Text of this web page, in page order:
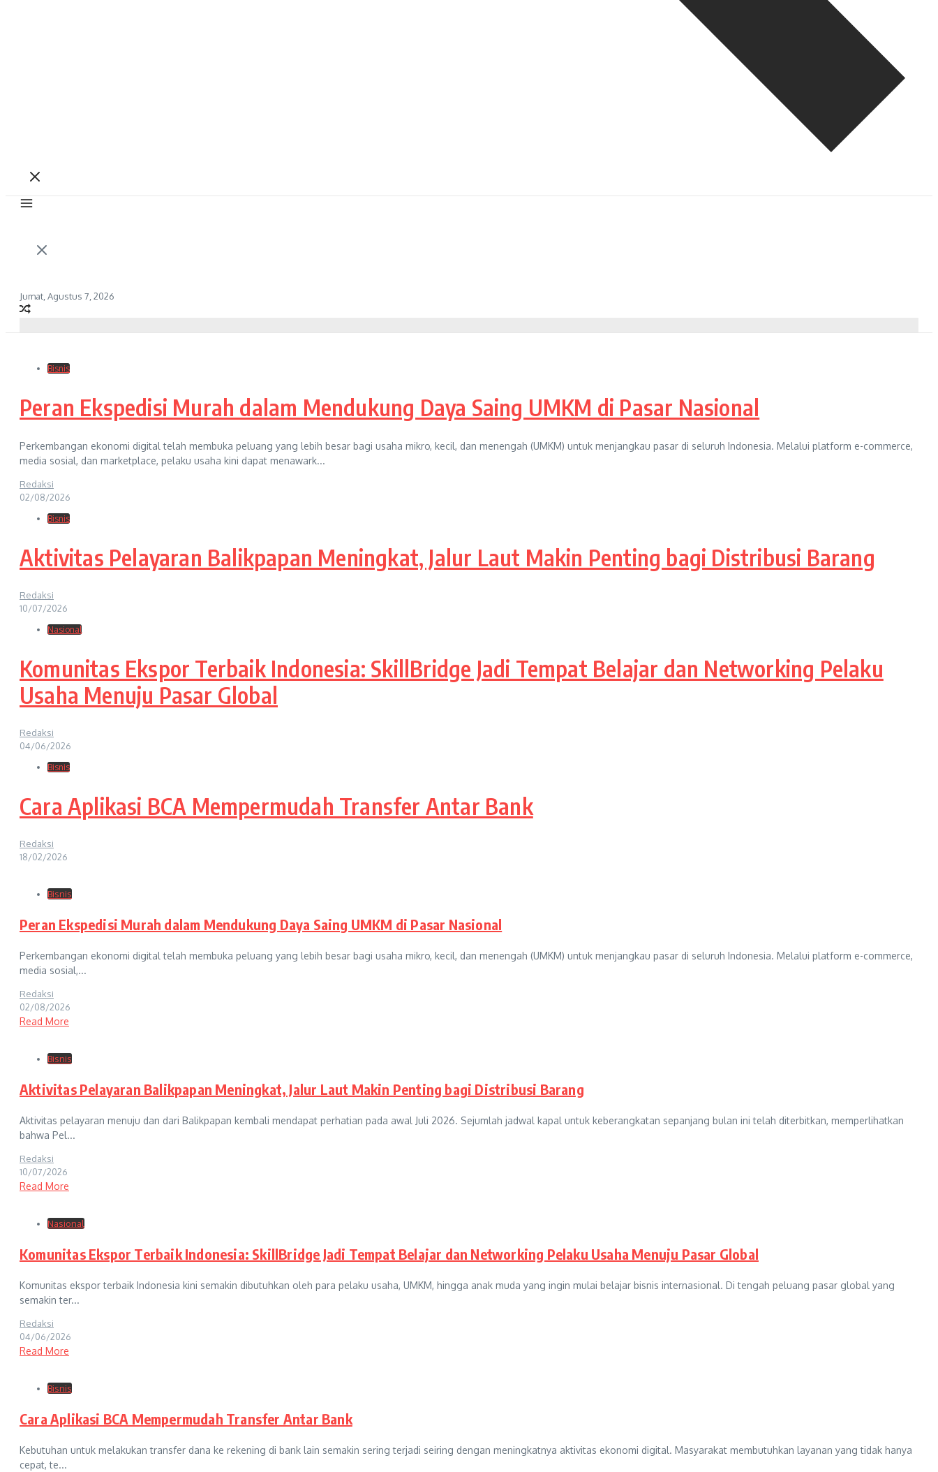
Jumat, Agustus 7, 2026
Bisnis
Peran Ekspedisi Murah dalam Mendukung Daya Saing UMKM di Pasar Nasional
Perkembangan ekonomi digital telah membuka peluang yang lebih besar bagi usaha mikro, kecil, dan menengah (UMKM) untuk menjangkau pasar di seluruh Indonesia. Melalui platform e-commerce,
media sosial, dan marketplace, pelaku usaha kini dapat menawark...
Redaksi
02/08/2026
Bisnis
Aktivitas Pelayaran Balikpapan Meningkat, Jalur Laut Makin Penting bagi Distribusi Barang
Redaksi
10/07/2026
Nasional
Komunitas Ekspor Terbaik Indonesia: SkillBridge Jadi Tempat Belajar dan Networking Pelaku
Usaha Menuju Pasar Global
Redaksi
04/06/2026
Bisnis
Cara Aplikasi BCA Mempermudah Transfer Antar Bank
Redaksi
18/02/2026
Bisnis
Peran Ekspedisi Murah dalam Mendukung Daya Saing UMKM di Pasar Nasional
Perkembangan ekonomi digital telah membuka peluang yang lebih besar bagi usaha mikro, kecil, dan menengah (UMKM) untuk menjangkau pasar di seluruh Indonesia. Melalui platform e-commerce,
media sosial,...
Redaksi
02/08/2026
Read More
Bisnis
Aktivitas Pelayaran Balikpapan Meningkat, Jalur Laut Makin Penting bagi Distribusi Barang
Aktivitas pelayaran menuju dan dari Balikpapan kembali mendapat perhatian pada awal Juli 2026. Sejumlah jadwal kapal untuk keberangkatan sepanjang bulan ini telah diterbitkan, memperlihatkan
bahwa Pel...
Redaksi
10/07/2026
Read More
Nasional
Komunitas Ekspor Terbaik Indonesia: SkillBridge Jadi Tempat Belajar dan Networking Pelaku Usaha Menuju Pasar Global
Komunitas ekspor terbaik Indonesia kini semakin dibutuhkan oleh para pelaku usaha, UMKM, hingga anak muda yang ingin mulai belajar bisnis internasional. Di tengah peluang pasar global yang
semakin ter...
Redaksi
04/06/2026
Read More
Bisnis
Cara Aplikasi BCA Mempermudah Transfer Antar Bank
Kebutuhan untuk melakukan transfer dana ke rekening di bank lain semakin sering terjadi seiring dengan meningkatnya aktivitas ekonomi digital. Masyarakat membutuhkan layanan yang tidak hanya
cepat, te...